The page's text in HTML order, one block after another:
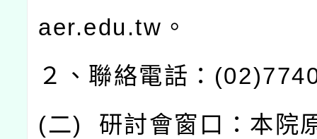
aer.edu.tw 。
２、聯絡電話：
(二) 研討會窗口：本院